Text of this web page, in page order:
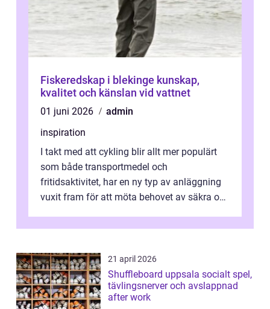
Fiskeredskap i blekinge kunskap,
kvalitet och känslan vid vattnet
01 juni 2026
admin
inspiration
I takt med att cykling blir allt mer populärt
som både transportmedel och
fritidsaktivitet, har en ny typ av anläggning
vuxit fram för att möta behovet av säkra och
21 april 2026
Shuffleboard uppsala socialt spel,
tävlingsnerver och avslappnad
after work